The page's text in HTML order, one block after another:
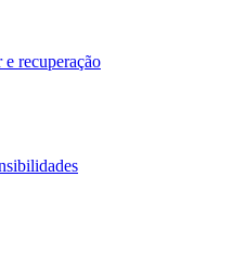
recuperação